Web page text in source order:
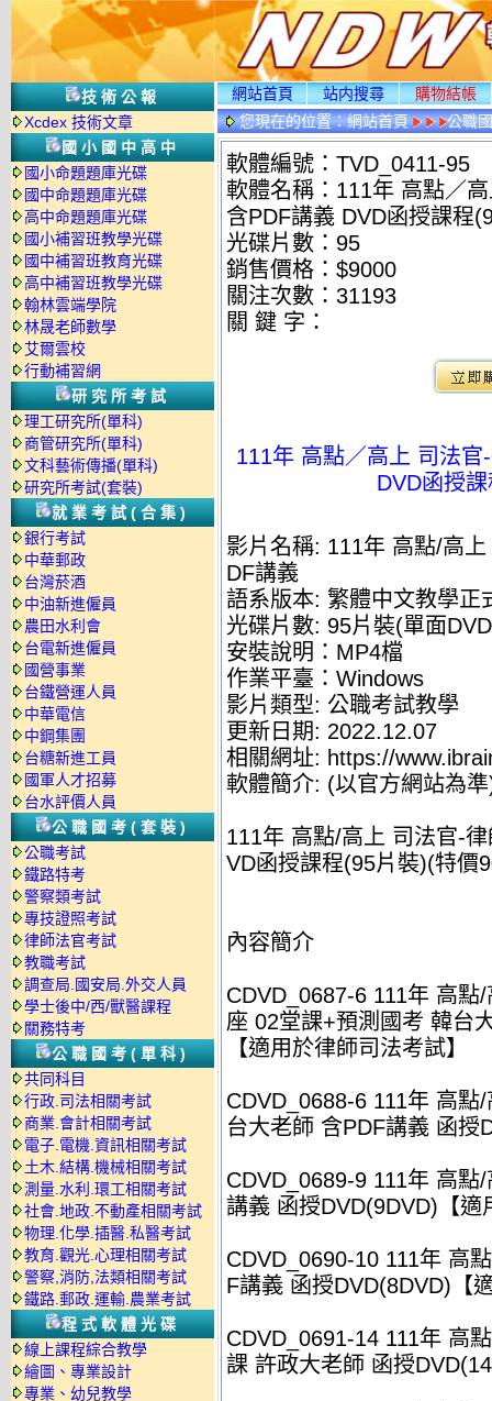
技術公報
Xcdex 技術文章
國小國中高中
國小命題題庫光碟
國中命題題庫光碟
高中命題題庫光碟
國小補習班教學光碟
國中補習班教育光碟
高中補習班教學光碟
翰林雲端學院
林晟老師數學
艾爾雲校
行動補習網
研究所考試
理工研究所(單科)
商管研究所(單科)
文科藝術傳播(單科)
研究所考試(套裝)
就業考試(合集)
銀行考試
中華郵政
台灣菸酒
中油新進僱員
農田水利會
台電新進僱員
國營事業
台鐵營運人員
中華電信
中鋼集團
台糖新進工員
國軍人才招募
台水評價人員
公職國考(套裝)
公職考試
鐵路特考
警察類考試
專技證照考試
律師法官考試
教職考試
調查局.國安局.外交人員
學士後中/西/獸醫課程
關務特考
公職國考(單科)
共同科目
行政.司法相關考試
商業.會計相關考試
電子.電機.資訊相關考試
土木.結構.機械相關考試
測量.水利.環工相關考試
社會.地政.不動產相關考試
物理.化學.插醫.私醫考試
教育.觀光.心理相關考試
警察,消防,法類相關考試
鐵路.郵政.運輸.農業考試
程式軟體光碟
線上課程綜合教學
繪圖、專業設計
專業、幼兒教學
網站首頁 站内搜尋
購物結帳
您現在的位置：網站首頁 公職
軟體編號：TVD_0411-95
軟體名稱：111年 高點／
含PDF講義 DVD函授課程
光碟片數：95
銷售價格：$9000
關注次數： 31193
關 鍵 字：
111年 高點／高上 司法
DVD函授
影片名稱: 111年 高點/高
DF講義
語系版本: 繁體中文教學正
光碟片數: 95片裝(單面
安裝說明：MP4檔
作業平臺：Windows
影片類型: 公職考試教學
更新日期: 2022.12.07
相關網址: https://
軟體簡介: (以官方網站為
111年 高點/高上 司法官-
VD函授課程(95片裝)(特價
內容簡介
CDVD_0687-6 111年 高
座 02堂課+預測國考 韓台
【適用於律師司法考試】
CDVD_0688-6 111年 高
台大老師 含PDF講義 函授
CDVD_0689-9 111年 高
講義 函授DVD(9DVD)【適
CDVD_0690-10 111年 高
F講義 函授DVD(8DVD)【
CDVD_0691-14 111年 高
課 許政大老師 函授